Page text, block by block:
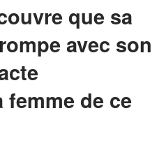
que sa
avec son
femme de ce